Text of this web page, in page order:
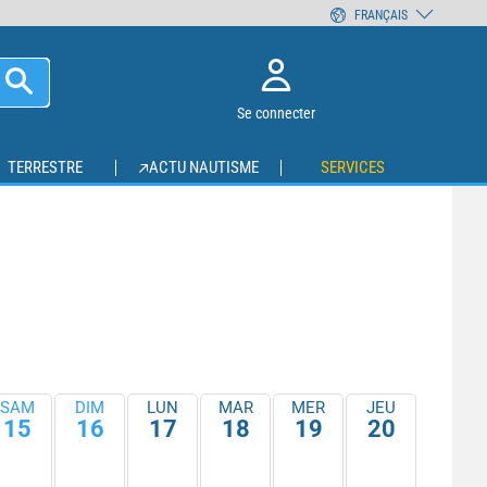
Se connecter
TERRESTRE ACTU NAUTISME SERVICES
SAM
15
DIM
16
LUN
17
MAR
18
MER
19
JEU
20
FRANÇAIS